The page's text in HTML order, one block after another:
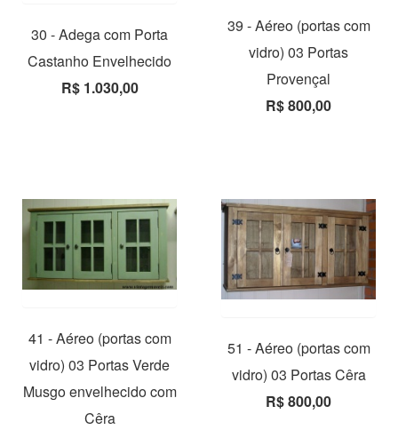
30 - Adega com Porta
Castanho Envelhecido
R$ 1.030,00
39 - Aéreo (portas com
vidro) 03 Portas
Provençal
R$ 800,00
41 - Aéreo (portas com
vidro) 03 Portas Verde
Musgo envelhecido com
Cêra
51 - Aéreo (portas com
vidro) 03 Portas Cêra
R$ 800,00